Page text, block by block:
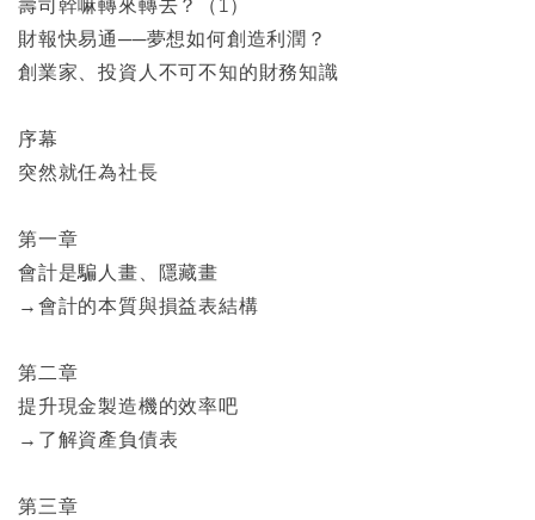
財報快易通──夢想如何創造利潤？
創業家、投資人不可不知的財務知識
序幕
突然就任為社長
第一章
會計是騙人畫、隱藏畫
→會計的本質與損益表結構
第二章
提升現金製造機的效率吧
→了解資產負債表
第三章